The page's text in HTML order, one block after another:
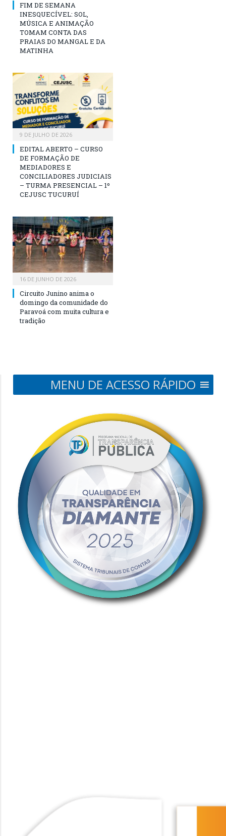
FIM DE SEMANA
INESQUECÍVEL: SOL,
MÚSICA E ANIMAÇÃO
TOMAM CONTA DAS
PRAIAS DO MANGAL E DA
MATINHA
9 DE JULHO DE 2026
EDITAL ABERTO – CURSO
DE FORMAÇÃO DE
MEDIADORES E
CONCILIADORES JUDICIAIS
– TURMA PRESENCIAL – 1º
CEJUSC TUCURUÍ
16 DE JUNHO DE 2026
Circuito Junino anima o
domingo da comunidade do
Paravoá com muita cultura e
tradição
MENU DE ACESSO RÁPIDO